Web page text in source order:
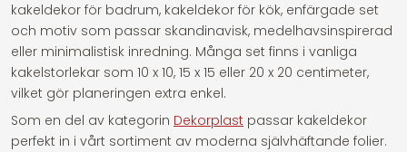
kakeldekor för badrum, kakeldekor för kök, enfärgade set
och motiv som passar skandinavisk, medelhavsinspirerad
eller minimalistisk inredning. Många set finns i vanliga
kakelstorlekar som 10 x 10, 15 x 15 eller 20 x 20 centimeter,
vilket gör planeringen extra enkel.
Som en del av kategorin Dekorplast passar kakeldekor
perfekt in i vårt sortiment av moderna självhäftande folier.